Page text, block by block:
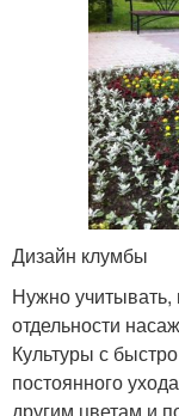
Дизайн клумбы
Нужно учитывать,
отдельности
Культуры с
постоянного